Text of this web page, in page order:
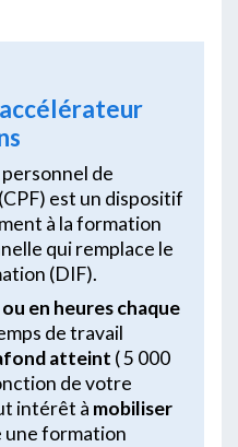
de
est un dispositif
à la formation
qui remplace le
(DIF).
en heures chaque
de travail
atteint ( 5 000
de votre
intérêt à mobiliser
une formation